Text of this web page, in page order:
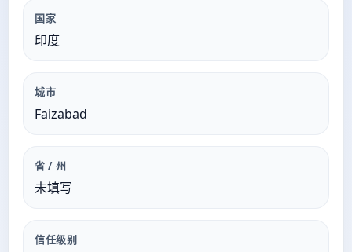
国家
印度
城市
Faizabad
省 / 州
未填写
信任级别